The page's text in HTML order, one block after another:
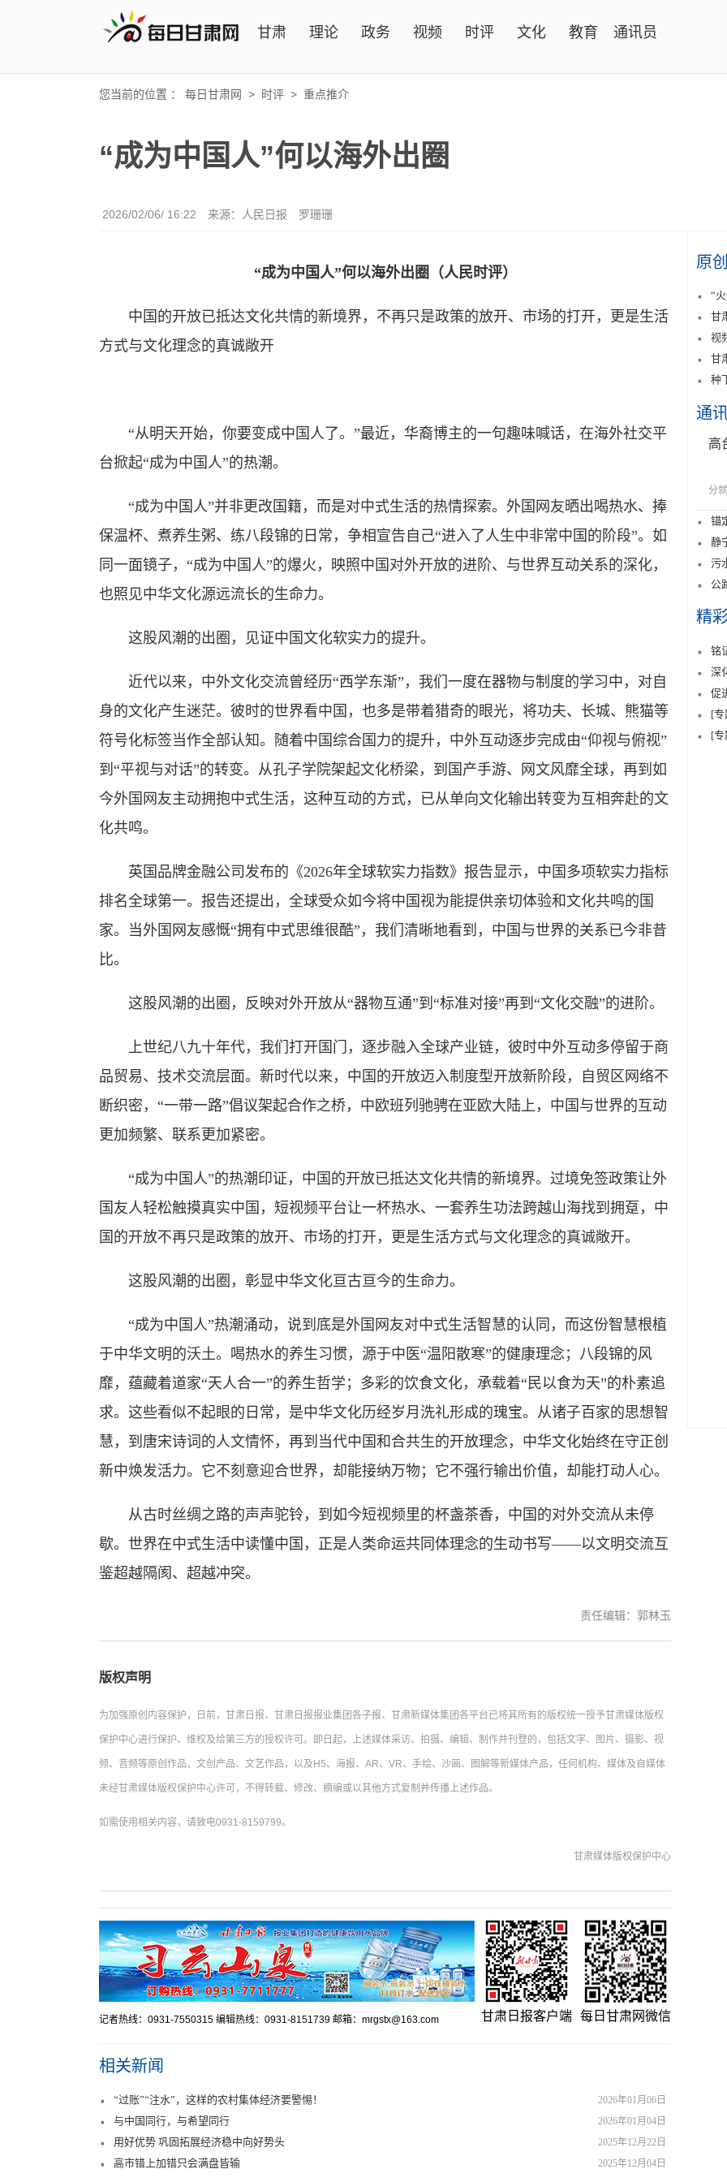
甘肃 理论 政务 视频 时评 文化 教育 通讯员
您当前的位置 ： 每日甘肃网 > 时评 > 重点推介
“成为中国人”何以海外出圈
2026/02/06/ 16:22 来源：人民日报 罗珊珊
“成为中国人”何以海外出圈（人民时评）
中国的开放已抵达文化共情的新境界，不再只是政策的放开、市场的打开，更是生活
方式与文化理念的真诚敞开
“从明天开始，你要变成中国人了。”最近，华裔博主的一句趣味喊话，在海外社交平
台掀起“成为中国人”的热潮。
“成为中国人”并非更改国籍，而是对中式生活的热情探索。外国网友晒出喝热水、捧
保温杯、煮养生粥、练八段锦的日常，争相宣告自己“进入了人生中非常中国的阶段”。如
同一面镜子，“成为中国人”的爆火，映照中国对外开放的进阶、与世界互动关系的深化，
也照见中华文化源远流长的生命力。
这股风潮的出圈，见证中国文化软实力的提升。
近代以来，中外文化交流曾经历“西学东渐”，我们一度在器物与制度的学习中，对自
身的文化产生迷茫。彼时的世界看中国，也多是带着猎奇的眼光，将功夫、长城、熊猫等
符号化标签当作全部认知。随着中国综合国力的提升，中外互动逐步完成由“仰视与俯视”
到“平视与对话”的转变。从孔子学院架起文化桥梁，到国产手游、网文风靡全球，再到如
今外国网友主动拥抱中式生活，这种互动的方式，已从单向文化输出转变为互相奔赴的文
化共鸣。
英国品牌金融公司发布的《2026年全球软实力指数》报告显示，中国多项软实力指标
排名全球第一。报告还提出，全球受众如今将中国视为能提供亲切体验和文化共鸣的国
家。当外国网友感慨“拥有中式思维很酷”，我们清晰地看到，中国与世界的关系已今非昔
比。
这股风潮的出圈，反映对外开放从“器物互通”到“标准对接”再到“文化交融”的进阶。
上世纪八九十年代，我们打开国门，逐步融入全球产业链，彼时中外互动多停留于商
品贸易、技术交流层面。新时代以来，中国的开放迈入制度型开放新阶段，自贸区网络不
断织密，“一带一路”倡议架起合作之桥，中欧班列驰骋在亚欧大陆上，中国与世界的互动
更加频繁、联系更加紧密。
“成为中国人”的热潮印证，中国的开放已抵达文化共情的新境界。过境免签政策让外
国友人轻松触摸真实中国，短视频平台让一杯热水、一套养生功法跨越山海找到拥趸，中
国的开放不再只是政策的放开、市场的打开，更是生活方式与文化理念的真诚敞开。
这股风潮的出圈，彰显中华文化亘古亘今的生命力。
“成为中国人”热潮涌动，说到底是外国网友对中式生活智慧的认同，而这份智慧根植
于中华文明的沃土。喝热水的养生习惯，源于中医“温阳散寒”的健康理念；八段锦的风
靡，蕴藏着道家“天人合一”的养生哲学；多彩的饮食文化，承载着“民以食为天”的朴素追
求。这些看似不起眼的日常，是中华文化历经岁月洗礼形成的瑰宝。从诸子百家的思想智
慧，到唐宋诗词的人文情怀，再到当代中国和合共生的开放理念，中华文化始终在守正创
新中焕发活力。它不刻意迎合世界，却能接纳万物；它不强行输出价值，却能打动人心。
从古时丝绸之路的声声驼铃，到如今短视频里的杯盏茶香，中国的对外交流从未停
歇。世界在中式生活中读懂中国，正是人类命运共同体理念的生动书写——以文明交流互
鉴超越隔阂、超越冲突。
责任编辑：郭林玉
版权声明
为加强原创内容保护，日前，甘肃日报、甘肃日报报业集团各子报、甘肃新媒体集团各平台已将其所有的版权统一授予甘肃媒体版权
保护中心进行保护、维权及给第三方的授权许可。即日起，上述媒体采访、拍摄、编辑、制作并刊登的，包括文字、图片、摄影、视
频、音频等原创作品，文创产品、文艺作品，以及H5、海报、AR、VR、手绘、沙画、图解等新媒体产品，任何机构、媒体及自媒体
未经甘肃媒体版权保护中心许可，不得转载、修改、摘编或以其他方式复制并传播上述作品。
如需使用相关内容，请致电0931-8159799。
甘肃媒体版权保护中心
记者热线：0931-7550315 编辑热线：0931-8151739 邮箱：mrgstx@163.com 甘肃日报客户端 每日甘肃网微信
相关新闻
2026年01月06日
“过账”“注水”，这样的农村集体经济要警惕！
2026年01月04日
与中国同行，与希望同行
2025年12月22日
用好优势 巩固拓展经济稳中向好势头
2025年12月04日
高市错上加错只会满盘皆输
原
“
甘
视
甘
种
通
高
分
锚
静
污
公
精
铭
深
促
[专
[专